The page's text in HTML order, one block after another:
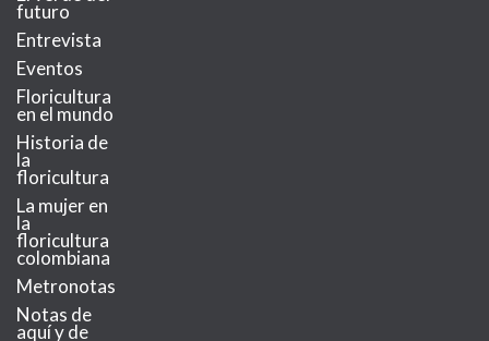
futuro
Entrevista
Eventos
Floricultura
en el mundo
Historia de
la
floricultura
La mujer en
la
floricultura
colombiana
Metronotas
Notas de
aquí y de